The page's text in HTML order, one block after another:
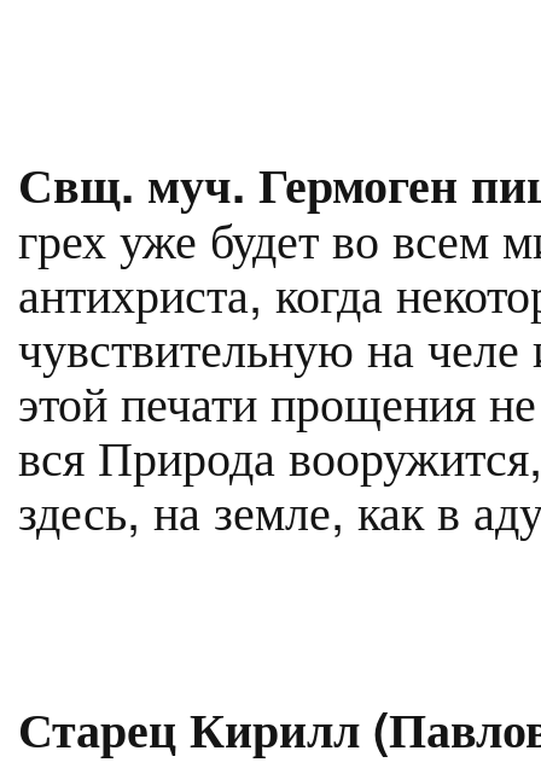
Свщ. муч. Гермоген
грех уже будет во всем
антихриста, когда
чувствительную на
этой печати прощения
вся Природа
здесь, на земле, как в
Старец Кирилл